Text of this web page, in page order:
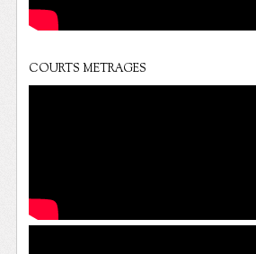
COURTS METRAGES